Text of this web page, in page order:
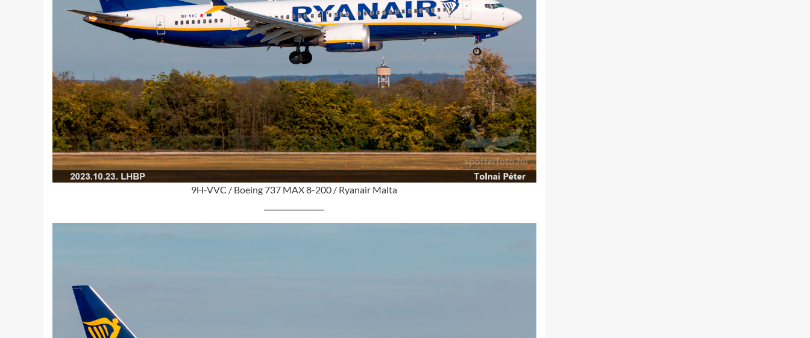
9H-VVC / Boeing 737 MAX 8-200 / Ryanair Malta